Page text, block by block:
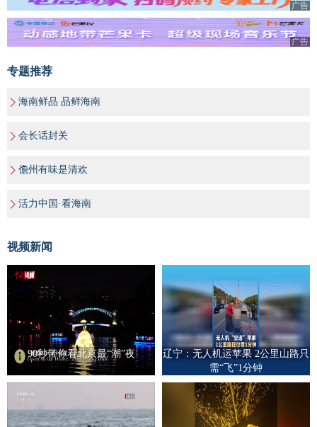
广告
广告
专题推荐
海南鲜品 品鲜海南
会长话封关
儋州有味是清欢
活力中国·看海南
视频新闻
90秒带你看北京最“潮”夜
辽宁：无人机运苹果 2公里山路只
需“飞”1分钟